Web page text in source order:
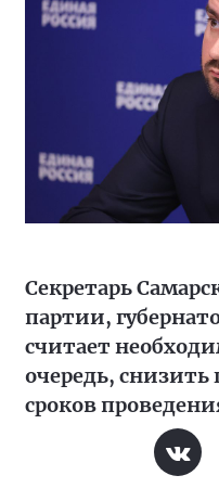
Секретарь
партии,
считает
очередь, снизить
сроков